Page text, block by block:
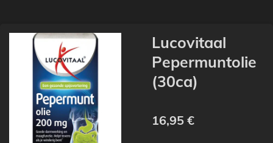
Lucovitaal
Pepermuntolie
(30ca)
16,95 €